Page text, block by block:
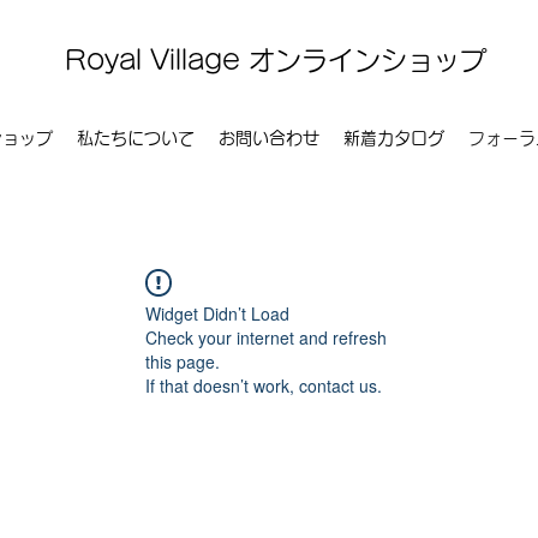
Royal Village オンラインショップ
ップ 私たちについて お問い合わせ 新着カタログ フォー
Widget Didn’t Load
Check your internet and refresh
this page.
If that doesn’t work, contact us.